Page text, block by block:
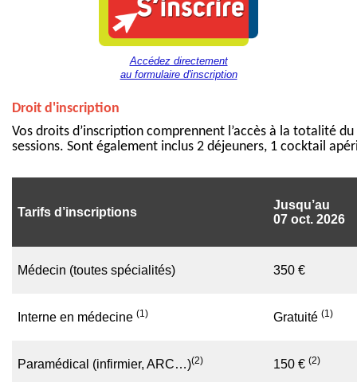
Accédez directement
au formulaire d'inscription
Droit d'inscription
Vos droits d’inscription comprennent l’accès à la totalité
sessions. Sont également inclus 2 déjeuners, 1 cocktail
Tarifs d’inscriptions
Jusqu’au
07 oct. 2026
Médecin (toutes spécialités) 350 €
Interne en médecine (1) Gratuité (1)
Paramédical (infirmier, ARC…)(2) 150 € (2)